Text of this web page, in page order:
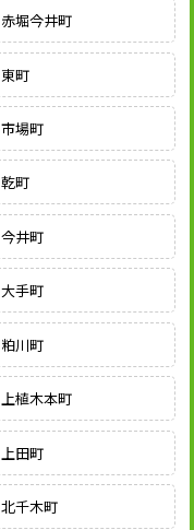
赤堀今井町
東町
市場町
乾町
今井町
大手町
粕川町
上植木本町
上田町
北千木町